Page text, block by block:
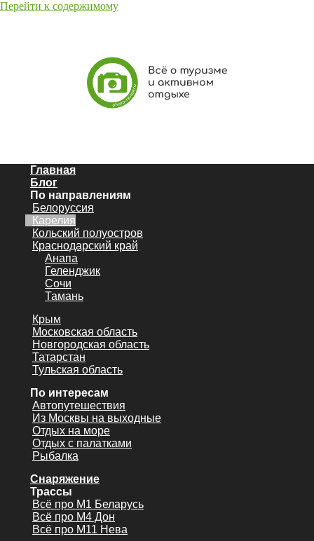
Перейти к содержимому
Главная
Блог
По направлениям
Белоруссия
Карелия
Кольский полуостров
Краснодарский край
Анапа
Геленджик
Сочи
Тамань
Крым
Московская область
Новгородская область
Татарстан
Тульская область
По интересам
Автопутешествия
Из Москвы на выходные
Отдых на море
Отдых с палатками
Рыбалка
Снаряжение
Трассы
Всё про М1 Беларусь
Всё про М4 Дон
Всё про М11 Нева